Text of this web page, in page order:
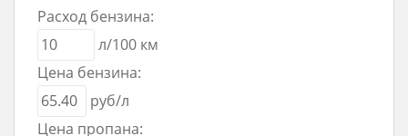
Расход бензина:
л/100 км
Цена бензина:
руб/л
Цена пропана: